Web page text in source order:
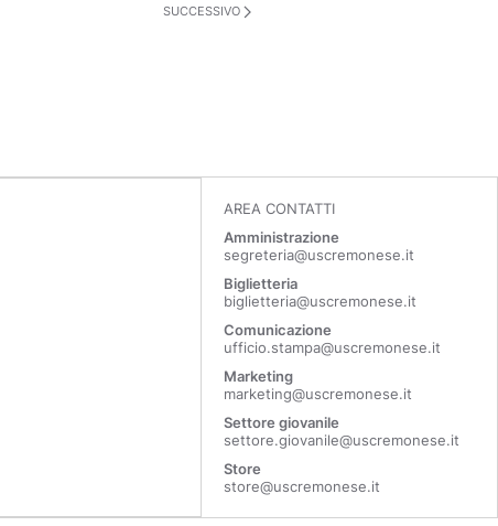
SUCCESSIVO
AREA CONTATTI
Amministrazione
segreteria@uscremonese.it
Biglietteria
biglietteria@uscremonese.it
Comunicazione
ufficio.stampa@uscremonese.it
Marketing
marketing@uscremonese.it
Settore giovanile
settore.giovanile@uscremonese.it
Store
store@uscremonese.it